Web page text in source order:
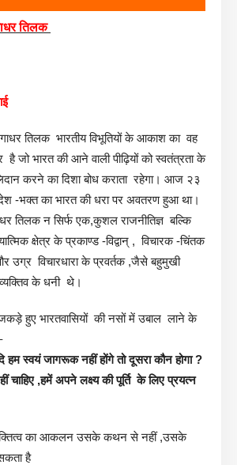
तिलक
तिलक भारतीय विभूतियों के आकाश का वह
है जो भारत की आने वाली पीढ़ियों को स्वतंत्रता के
करने का दिशा बोध कराता रहेगा। आज २३
-भक्त का भारत की धरा पर अवतरण हुआ था।
तिलक न सिर्फ एक,कुशल राजनीतिज्ञ बल्कि
क्षेत्र के प्रकाण्ड -विद्वान् , विचारक -चिंतक
विचारधारा के प्रवर्तक ,जैसे बहुमुखी
के धनी थे।
हुए भारतवासियों की नसों में उबाल लाने के
हम स्वयं जागरूक नहीं होंगे तो दूसरा कौन होगा ?
चाहिए ,हमें अपने लक्ष्य की पूर्ति के लिए प्रयत्न
का आकलन उसके कथन से नहीं ,उसके
है